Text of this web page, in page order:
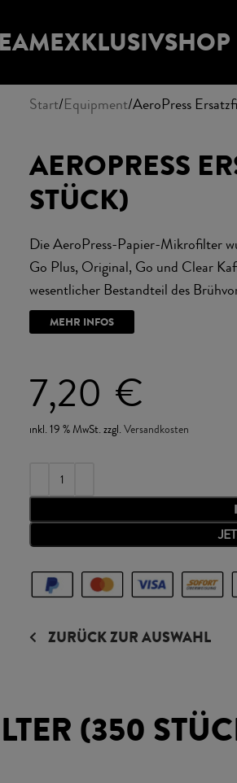
EXKLUSIVSHOP
Start Equipment AeroPress
AEROPRESS
STÜCK)
Die AeroPress-Papier-Mikrofilter
Go Plus, Original, Go und Clear
wesentlicher Bestandteil des
MEHR INFOS
7,20 €
inkl. 19 % MwSt. zzgl. Versandkosten
ZURÜCK ZUR AUSWAHL
(350